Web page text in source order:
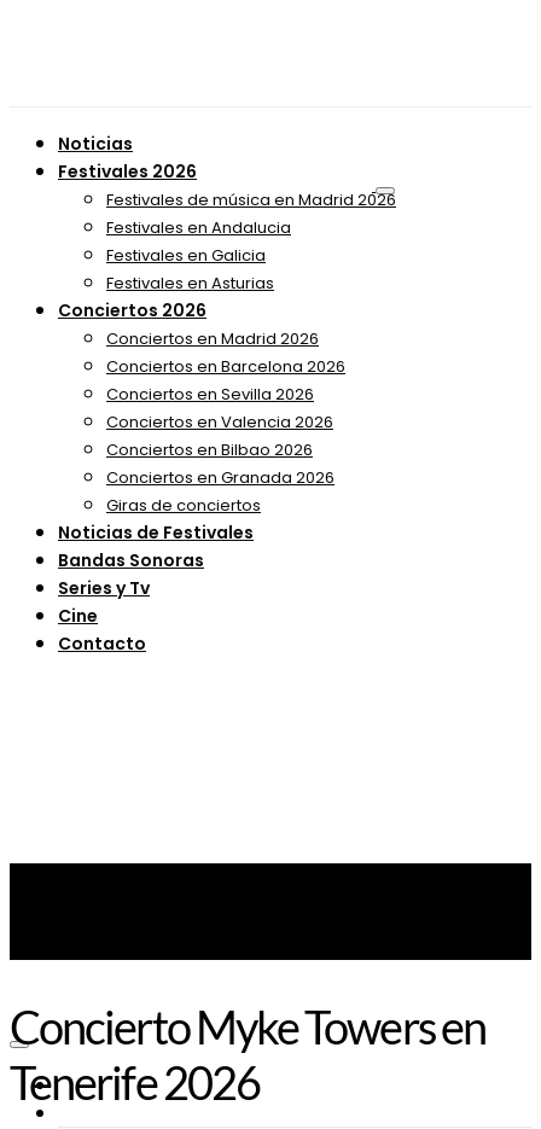
Noticias
Festivales 2026
Festivales de música en Madrid 2026
Festivales en Andalucia
Festivales en Galicia
Festivales en Asturias
Conciertos 2026
Conciertos en Madrid 2026
Conciertos en Barcelona 2026
Conciertos en Sevilla 2026
Conciertos en Valencia 2026
Conciertos en Bilbao 2026
Conciertos en Granada 2026
Giras de conciertos
Noticias de Festivales
Bandas Sonoras
Series y Tv
Cine
Contacto
Noticias
Concierto Myke Towers en
Tenerife 2026